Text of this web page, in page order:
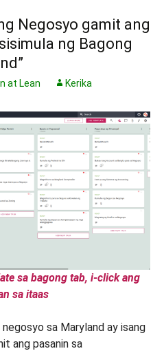
Negosyo gamit ang
ng Bagong
at Lean Kerika
sa bagong tab, i-click ang
sa itaas
sa Maryland ay isang
ang pasanin sa